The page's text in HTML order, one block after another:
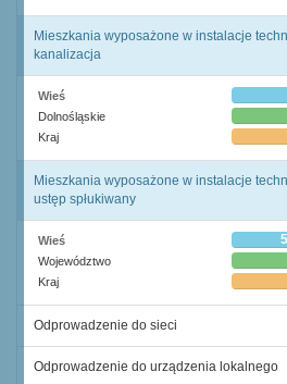
Mieszkania wyposażone w instalacje
kanalizacja
Wieś
Dolnośląskie
Kraj
Mieszkania wyposażone w instalacje
ustęp spłukiwany
Wieś
Województwo
Kraj
Odprowadzenie do sieci
Odprowadzenie do urządzenia lokalnego